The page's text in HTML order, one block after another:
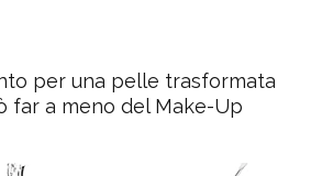
per una pelle trasformata
far a meno del Make-Up